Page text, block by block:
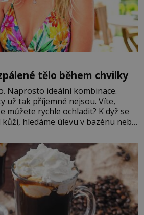
tělo během chvilky
Naprosto ideální kombinace.
už tak příjemné nejsou. Víte,
můžete rychle ochladit? K dyž se
hledáme úlevu v bazénu nebo
zoufat. Pokud budete mít
žadné pařáky si na vás